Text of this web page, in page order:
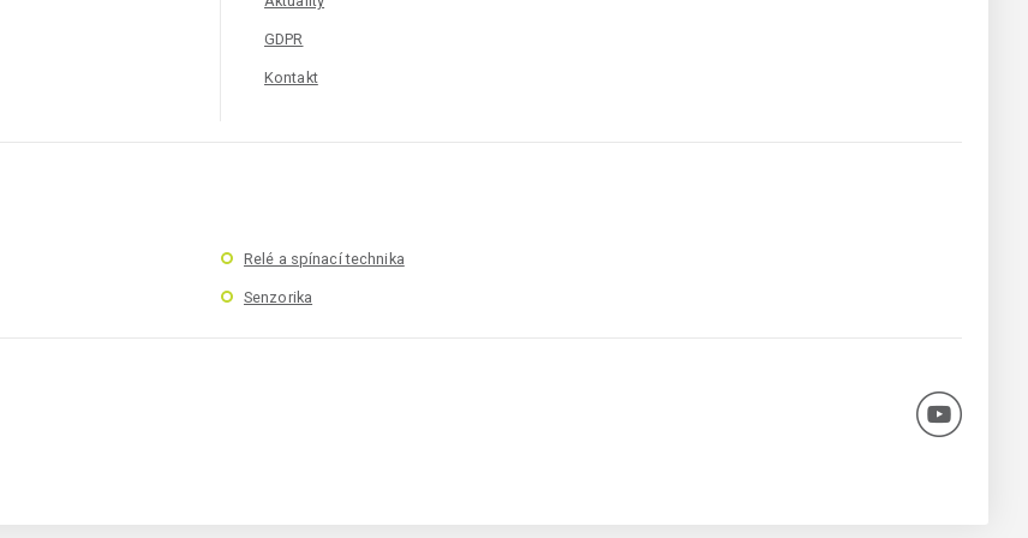
GDPR
Kontakt
Relé a spínací technika
Senzorika